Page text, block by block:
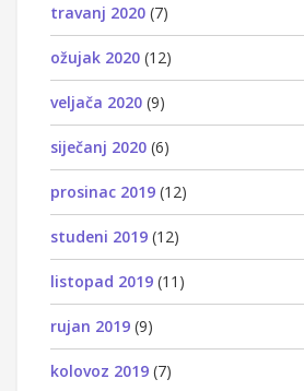
travanj 2020 (7)
ožujak 2020 (12)
veljača 2020 (9)
siječanj 2020 (6)
prosinac 2019 (12)
studeni 2019 (12)
listopad 2019 (11)
rujan 2019 (9)
kolovoz 2019 (7)